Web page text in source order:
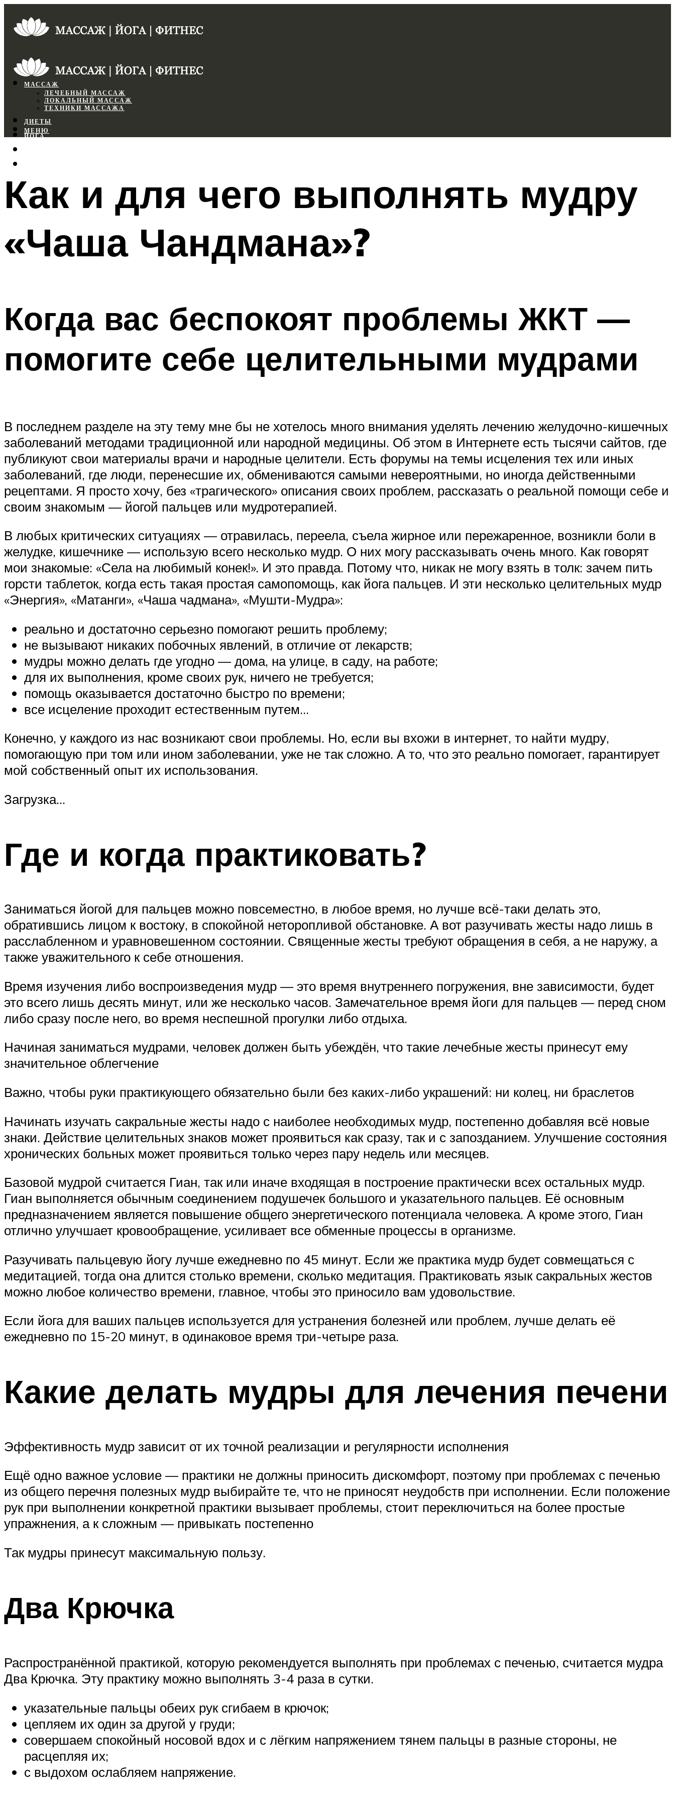
МАССАЖ
ЛЕЧЕБНЫЙ МАССАЖ
ЛОКАЛЬНЫЙ МАССАЖ
ТЕХНИКИ МАССАЖА
ДИЕТЫ
ЙОГА
МЕНЮ
МЕНЮ
Как и для чего выполнять мудру
«Чаша Чандмана»?
Когда вас беспокоят проблемы ЖКТ —
помогите себе целительными мудрами
В последнем разделе на эту тему мне бы не хотелось много внимания уделять лечению желудочно-кишечных
заболеваний методами традиционной или народной медицины. Об этом в Интернете есть тысячи сайтов, где
публикуют свои материалы врачи и народные целители. Есть форумы на темы исцеления тех или иных
заболеваний, где люди, перенесшие их, обмениваются самыми невероятными, но иногда действенными
рецептами. Я просто хочу, без «трагического» описания своих проблем, рассказать о реальной помощи себе и
своим знакомым — йогой пальцев или мудротерапией.
В любых критических ситуациях — отравилась, переела, съела жирное или пережаренное, возникли боли в
желудке, кишечнике — использую всего несколько мудр. О них могу рассказывать очень много. Как говорят
мои знакомые: «Села на любимый конек!». И это правда. Потому что, никак не могу взять в толк: зачем пить
горсти таблеток, когда есть такая простая самопомощь, как йога пальцев. И эти несколько целительных мудр
«Энергия», «Матанги», «Чаша чадмана», «Мушти-Мудра»:
реально и достаточно серьезно помогают решить проблему;
не вызывают никаких побочных явлений, в отличие от лекарств;
мудры можно делать где угодно — дома, на улице, в саду, на работе;
для их выполнения, кроме своих рук, ничего не требуется;
помощь оказывается достаточно быстро по времени;
все исцеление проходит естественным путем…
Конечно, у каждого из нас возникают свои проблемы. Но, если вы вхожи в интернет, то найти мудру,
помогающую при том или ином заболевании, уже не так сложно. А то, что это реально помогает, гарантирует
мой собственный опыт их использования.
Загрузка…
Где и когда практиковать?
Заниматься йогой для пальцев можно повсеместно, в любое время, но лучше всё-таки делать это,
обратившись лицом к востоку, в спокойной неторопливой обстановке. А вот разучивать жесты надо лишь в
расслабленном и уравновешенном состоянии. Священные жесты требуют обращения в себя, а не наружу, а
также уважительного к себе отношения.
Время изучения либо воспроизведения мудр — это время внутреннего погружения, вне зависимости, будет
это всего лишь десять минут, или же несколько часов. Замечательное время йоги для пальцев — перед сном
либо сразу после него, во время неспешной прогулки либо отдыха.
Начиная заниматься мудрами, человек должен быть убеждён, что такие лечебные жесты принесут ему
значительное облегчение
Важно, чтобы руки практикующего обязательно были без каких-либо украшений: ни колец, ни браслетов
Начинать изучать сакральные жесты надо с наиболее необходимых мудр, постепенно добавляя всё новые
знаки. Действие целительных знаков может проявиться как сразу, так и с запозданием. Улучшение состояния
хронических больных может проявиться только через пару недель или месяцев.
Базовой мудрой считается Гиан, так или иначе входящая в построение практически всех остальных мудр.
Гиан выполняется обычным соединением подушечек большого и указательного пальцев. Её основным
предназначением является повышение общего энергетического потенциала человека. А кроме этого, Гиан
отлично улучшает кровообращение, усиливает все обменные процессы в организме.
Разучивать пальцевую йогу лучше ежедневно по 45 минут. Если же практика мудр будет совмещаться с
медитацией, тогда она длится столько времени, сколько медитация. Практиковать язык сакральных жестов
можно любое количество времени, главное, чтобы это приносило вам удовольствие.
Если йога для ваших пальцев используется для устранения болезней или проблем, лучше делать её
ежедневно по 15-20 минут, в одинаковое время три-четыре раза.
Какие делать мудры для лечения печени
Эффективность мудр зависит от их точной реализации и регулярности исполнения
Ещё одно важное условие — практики не должны приносить дискомфорт, поэтому при проблемах с печенью
из общего перечня полезных мудр выбирайте те, что не приносят неудобств при исполнении. Если положение
рук при выполнении конкретной практики вызывает проблемы, стоит переключиться на более простые
упражнения, а к сложным — привыкать постепенно
Так мудры принесут максимальную пользу.
Два Крючка
Распространённой практикой, которую рекомендуется выполнять при проблемах с печенью, считается мудра
Два Крючка. Эту практику можно выполнять 3-4 раза в сутки.
указательные пальцы обеих рук сгибаем в крючок;
цепляем их один за другой у груди;
совершаем спокойный носовой вдох и с лёгким напряжением тянем пальцы в разные стороны, не
расцепляя их;
с выдохом ослабляем напряжение.